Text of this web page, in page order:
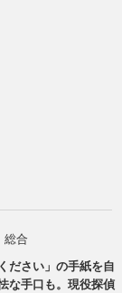
総合
ださい」の手紙を自
な手口も。現役探偵